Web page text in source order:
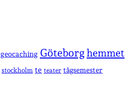
geocaching Göteborghemmet
stockholm te teater tågsemester